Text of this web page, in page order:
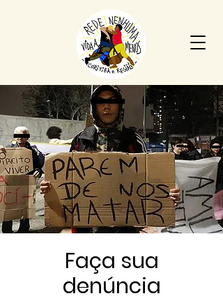
Faça sua
denúncia